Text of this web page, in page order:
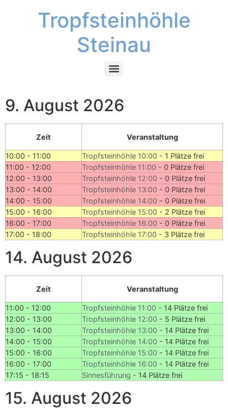
Tropfsteinhöhle
Steinau
9. August 2026
Zeit Veranstaltung
10:00 - 11:00 Tropfsteinhöhle 10:00 - 1 Plätze frei
11:00 - 12:00
Tropfsteinhöhle 11:00 - 0 Plätze frei
12:00 - 13:00
Tropfsteinhöhle 12:00 - 0 Plätze frei
13:00 - 14:00
Tropfsteinhöhle 13:00 - 0 Plätze frei
14:00 - 15:00
Tropfsteinhöhle 14:00 - 0 Plätze frei
15:00 - 16:00
Tropfsteinhöhle 15:00 - 2 Plätze frei
16:00 - 17:00
Tropfsteinhöhle 16:00 - 0 Plätze frei
17:00 - 18:00
Tropfsteinhöhle 17:00 - 3 Plätze frei
14. August 2026
Zeit Veranstaltung
11:00 - 12:00 Tropfsteinhöhle 11:00 - 14 Plätze frei
12:00 - 13:00
Tropfsteinhöhle 12:00 - 5 Plätze frei
13:00 - 14:00
Tropfsteinhöhle 13:00 - 14 Plätze frei
14:00 - 15:00
Tropfsteinhöhle 14:00 - 14 Plätze frei
15:00 - 16:00
Tropfsteinhöhle 15:00 - 14 Plätze frei
16:00 - 17:00
Tropfsteinhöhle 16:00 - 14 Plätze frei
17:15 - 18:15
Sinnesführung - 14 Plätze frei
15. August 2026